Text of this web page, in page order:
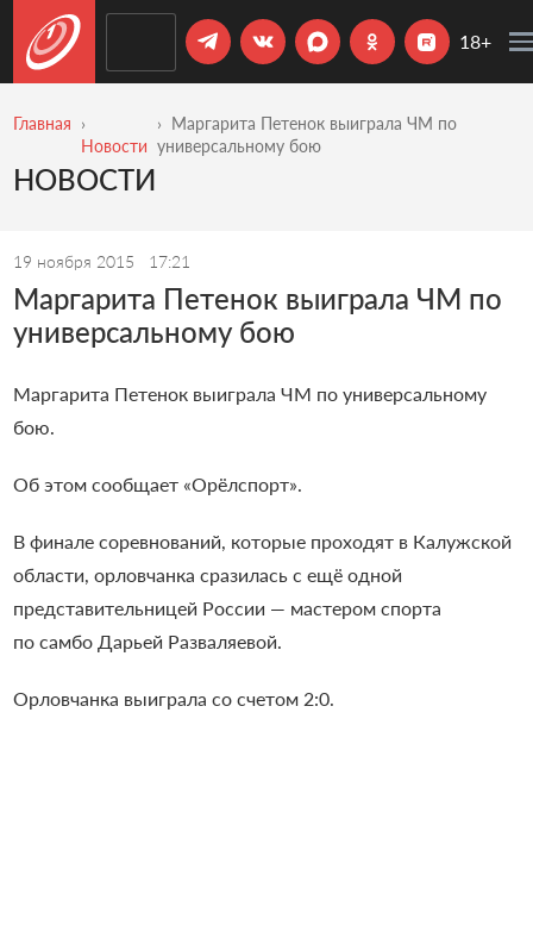
18+
Главная
Новости
Маргарита Петенок выиграла ЧМ по
универсальному бою
НОВОСТИ
19 ноября 2015 17:21
Маргарита Петенок выиграла ЧМ по
универсальному бою
Маргарита Петенок выиграла ЧМ по универсальному
бою.
Об этом сообщает «Орёлспорт».
В финале соревнований, которые проходят в Калужской
области, орловчанка сразилась с ещё одной
представительницей России — мастером спорта
по самбо Дарьей Разваляевой.
Орловчанка выиграла со счетом 2:0.